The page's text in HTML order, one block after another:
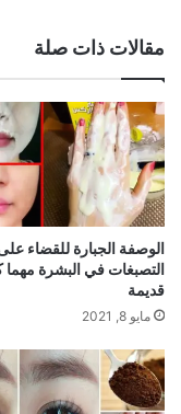
مقالات ذات صلة
الوصفة الجبارة للقضاء
التصبغات في البشرة مهما
قديمة
مايو 8, 2021